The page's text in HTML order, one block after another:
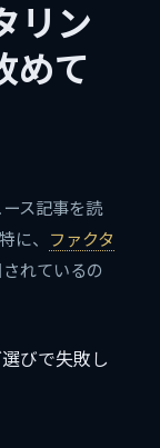
リン
めて
ス記事を読
に、 ファクタ
れているの
びで失敗し